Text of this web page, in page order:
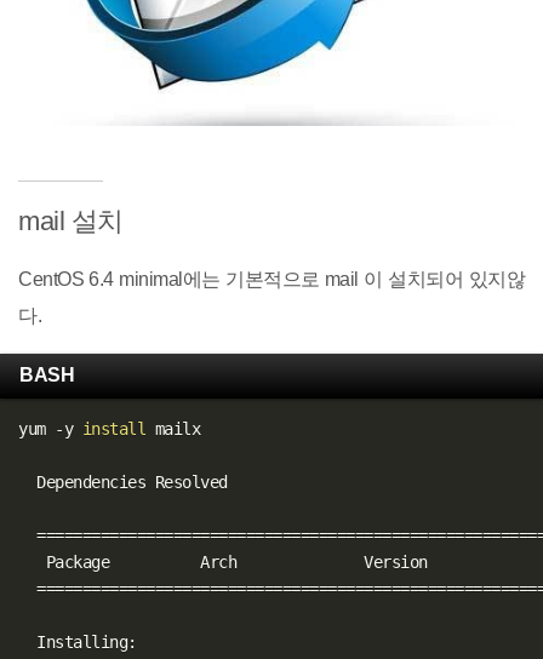
mail 설치
CentOS 6.4 minimal에는 기본적으로 mail 이 설치되어 있지않
다.
BASH
yum -y install mailx
  Dependencies Resolved
======================================================
Package          Arch              Version
======================================================
  Installing: